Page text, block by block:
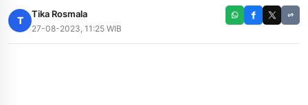
T
Tika Rosmala
27-08-2023, 11:25 WIB